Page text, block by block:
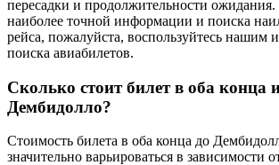
пересадки и продолжительности
наиболее точной информации и поиска
рейса, пожалуйста, воспользуйтесь нашим
поиска авиабилетов.
Сколько стоит билет в оба конца
Дембидолло?
Стоимость билета в оба конца до
значительно варьироваться в зависимости